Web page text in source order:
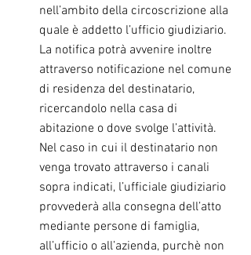
nell’ambito della circoscrizione alla
quale è addetto l’ufficio giudiziario.
La notifica potrà avvenire inoltre
attraverso notificazione nel comune
di residenza del destinatario,
ricercandolo nella casa di
abitazione o dove svolge l’attività.
Nel caso in cui il destinatario non
venga trovato attraverso i canali
sopra indicati, l’ufficiale giudiziario
provvederà alla consegna dell’atto
mediante persone di famiglia,
all’ufficio o all’azienda, purchè non